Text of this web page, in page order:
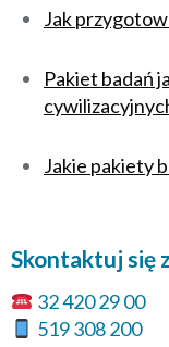
Jak
Pakiet badań
Jakie pakiety
Skontaktuj się
32 420 29 00
519 308 200